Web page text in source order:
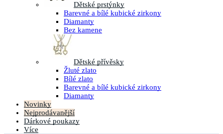
Dětské prstýnky
Barevné a bílé kubické zirkony
Diamanty
Bez kamene
Dětské přívěsky
Žluté zlato
Bílé zlato
Barevné a bílé kubické zirkony
Diamanty
Novinky
Nejprodávanější
Dárkové poukazy
Více